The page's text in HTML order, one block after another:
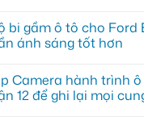
bi gầm ô tô cho Ford
ánh sáng tốt hơn
Camera hành trình
12 để ghi lại mọi